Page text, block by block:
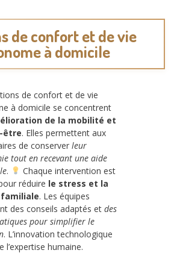
de confort et de vie
à domicile
de confort et de vie
à domicile se concentrent
de la mobilité et
être. Elles permettent aux
de conserver leur
tout en recevant une aide
.
Chaque intervention est
réduire le stress et la
. Les équipes
des conseils adaptés et des
pour simplifier le
. L’innovation technologique
l’expertise humaine.